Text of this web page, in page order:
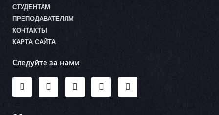
СТУДЕНТАМ
ПРЕПОДАВАТЕЛЯМ
КОНТАКТЫ
КАРТА САЙТА
Следуйте за нами